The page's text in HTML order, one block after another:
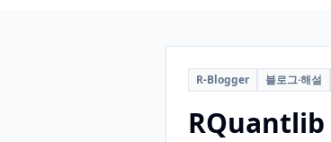
R-Blogger 블로그·해설
RQuantlib